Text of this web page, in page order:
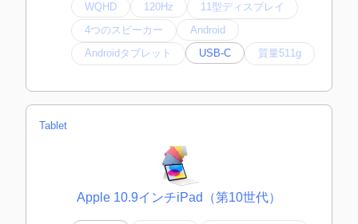
WQHD 120Hz
11型ディスプレイ
4つのスピーカー
Android
Androidタブレット
USB-C 質量511g
Tablet
Apple 10.9インチiPad（第10世代）